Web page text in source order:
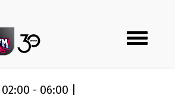
Toggle
navigation
02:00 - 06:00 |